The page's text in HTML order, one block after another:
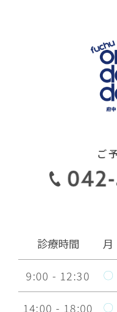
お
始める5つのメ
2023.05.01 なぜ
咬について
2023.04.08 部分
ー（iGo)について
ご
診療時間 月
9:00 - 12:30 〇
14:00 - 18:00 〇